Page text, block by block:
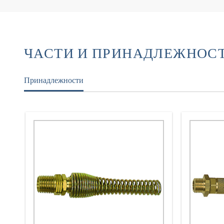
ЧАСТИ И
Принадлежности